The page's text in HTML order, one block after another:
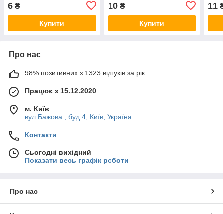
6 ₴
Купити
10₴
Купити
11
Про нас
98% позитивних з 1323 відгуків за рік
Працює з 15.12.2020
м. Київ
вул.Бажова , буд.4, Київ, Україна
Контакти
Сьогодні вихідний
Показати весь графік роботи
Про нас